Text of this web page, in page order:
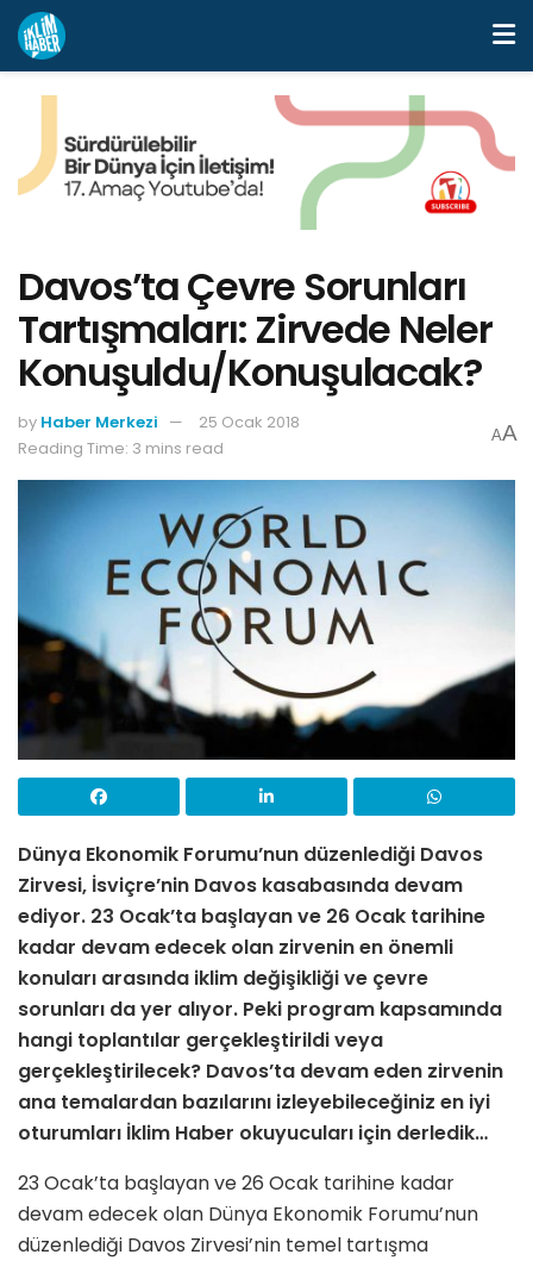
Davos’ta Çevre Sorunları
Tartışmaları: Zirvede Neler
Konuşuldu/Konuşulacak?
by Haber Merkezi
25 Ocak 2018
Reading Time: 3 mins read
AA
Dünya Ekonomik Forumu’nun düzenlediği Davos
Zirvesi, İsviçre’nin Davos kasabasında devam
ediyor. 23 Ocak’ta başlayan ve 26 Ocak tarihine
kadar devam edecek olan zirvenin en önemli
konuları arasında iklim değişikliği ve çevre
sorunları da yer alıyor. Peki program kapsamında
hangi toplantılar gerçekleştirildi veya
gerçekleştirilecek? Davos’ta devam eden zirvenin
ana temalardan bazılarını izleyebileceğiniz en iyi
oturumları İklim Haber okuyucuları için derledik…
23 Ocak’ta başlayan ve 26 Ocak tarihine kadar
devam edecek olan Dünya Ekonomik Forumu’nun
düzenlediği Davos Zirvesi’nin temel tartışma